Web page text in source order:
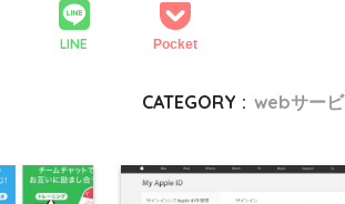
LINE Pocket
CATEGORY : webサー